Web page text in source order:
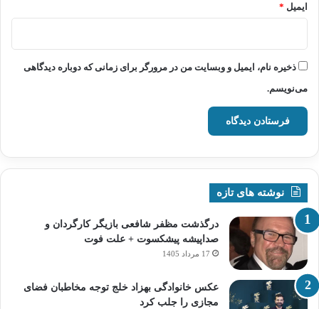
ایمیل *
ذخیره نام، ایمیل و وبسایت من در مرورگر برای زمانی که دوباره دیدگاهی
می‌نویسم.
نوشته های تازه
درگذشت مظفر شافعی بازیگر کارگردان و
صداپیشه پیشکسوت + علت فوت
17 مرداد 1405
عکس خانوادگی بهزاد خلج توجه مخاطبان فضای
مجازی را جلب کرد